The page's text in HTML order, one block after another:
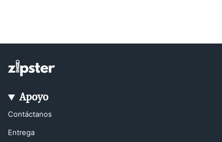
Apoyo
Contáctanos
Entrega